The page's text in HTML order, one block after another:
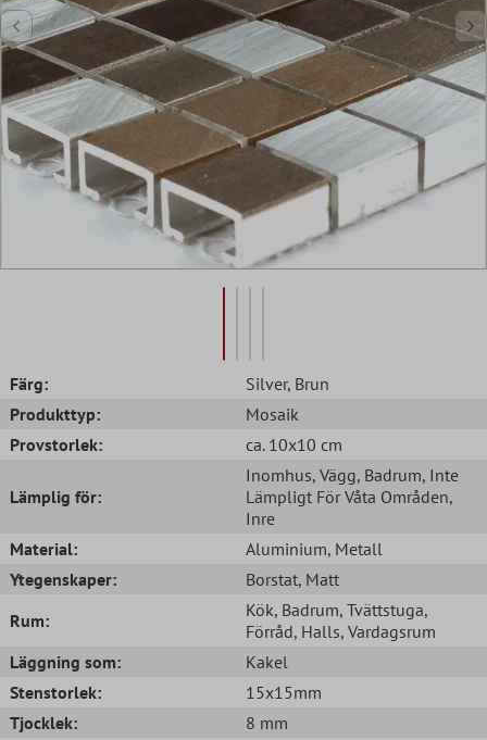
Färg: Silver, Brun
Produkttyp:
Mosaik
Provstorlek:
ca. 10x10 cm
Lämplig för:
Inomhus, Vägg, Badrum, Inte
Lämpligt För Våta Områden,
Inre
Material:
Aluminium, Metall
Ytegenskaper:
Borstat, Matt
Rum:
Kök, Badrum, Tvättstuga,
Förråd, Halls, Vardagsrum
Läggning som:
Kakel
Stenstorlek:
15x15mm
Tjocklek:
8 mm